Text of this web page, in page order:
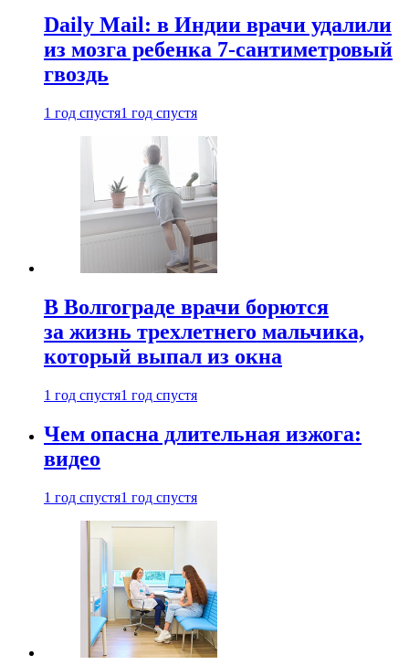
Daily Mail: в Индии врачи удалили
из мозга ребенка 7-сантиметровый
гвоздь
1 год спустя1 год спустя
В Волгограде врачи борются
за жизнь трехлетнего мальчика,
который выпал из окна
1 год спустя1 год спустя
Чем опасна длительная изжога:
видео
1 год спустя1 год спустя